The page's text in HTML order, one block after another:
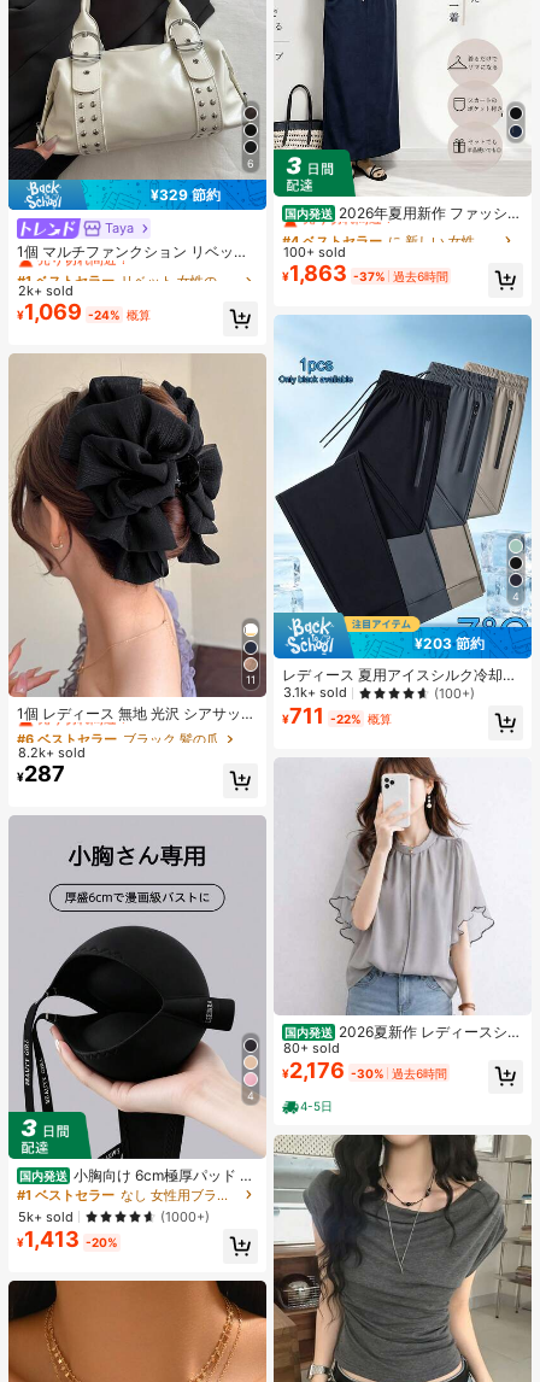
6
¥329 節約
Taya
1個 マルチファンクション リベット
ハンドバッグ、ビンテージバイクス
タイル リベットデコレーション PU
レザーショルダーバッグ、パンクロ
ック アンダーアームバッグ、仕事、
ェスに適しています
#1 ベストセラー
売り切れ間近！
#1 ベストセラー
売り切れ間近！
#1 ベストセラー
売り切れ間近！
#1 ベストセラー
2k+ sold
¥1,069 -24% 概算
11
1個 レディース 無地 光沢 シアサッカ
ー リボン ヘアクリップ、エレガント
なファッション クロークリップ、日
常使用に適しています (ヘアクロー 1
3cm-15cm)
#6 ベストセラー
ブラック 髪の爪
売り切れ間近！
#6 ベストセラー
ブラック 髪の爪
売り切れ間近！
#6 ベストセラー
ブラック 髪の爪
売り切れ間近！
#6 ベストセラー
8.2k+ sold
¥287
4
国内発送 小胸向け 6cm極厚パッド 盛
りブラ ノンワイヤー 谷間メイク シ
ームレス ボリュームアップ 美胸フィ
ット ブラジャー
#1 ベストセラー
なし 女性用ブラジャーとブラレット
5k+ sold
(1000+)
¥1,413 -20%
国内発送 2026年夏用新作 ファッショ
ンでカジュアルなセット、女性向け
ゆったりとしたシルエットのスリム
効果のある2点セット、純色。外出や
遊びにぴったり
#4 ベストセラー
に 新しい 女性用ツーピース衣装
売り切れ間近！
#4 ベストセラー
売り切れ間近！
#4 ベストセラー
売り切れ間近！
#4 ベストセラー
100+ sold
¥1,863 -37% 過去6時間
4
¥203 節約
レディース 夏用アイスシルク冷却ジ
ョガーパンツ、速乾軽量スポーツパ
ンツ、ジッパーポケットとウエスト
バンド付き、フィットネスとランニ
3.1k+ sold (100+)
¥711 -22% 概算
国内発送 2026夏新作 レディースシャ
ツ 日系ナチュラルスタイル ロースタ
ンドカラー フリルデザイン 半袖トッ
プス 上品フェミニンゆったりシルエ
ット通気性抜群 薄手軽量 肌触り柔ら
か 体型カバー着痩せ効果 カジュアル
オフィスカジュアル
80+ sold
¥2,176 -30% 過去6時間
4-5日